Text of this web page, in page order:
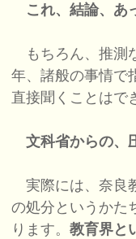
これ、結論、あ
もちろん、推測
年、諸般の事情で
直接聞くことはで
文科省からの、
実際には、奈良
の処分というかた
ります。教育界と